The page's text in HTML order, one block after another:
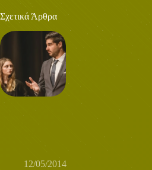
Σχετικά Άρθρα
Η εκδραμάτιση
ρόλων ως
εργαλείο στη
σταδιοδρομίας
12/05/2014